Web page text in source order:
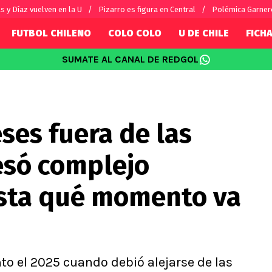
y Díaz vuelven en la U Pizarro es figura en Central Polémica
por el mundo
Fútbol Argentino
Fútbol Brasileño
La Liga
Bundesliga
FUTBOL CHILENO COLO COLO U DE CHILE
SUMATE AL CANAL DE REDGOL
fuera de las
complejo
qué momento va
el 2025 cuando debió alejarse de las